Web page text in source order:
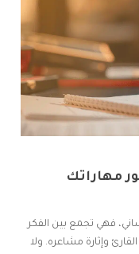
مهاراتك
فهي تجمع بين الفكر
وإثارة مشاعره. ولا